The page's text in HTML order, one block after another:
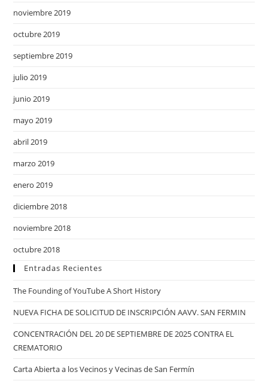
noviembre 2019
octubre 2019
septiembre 2019
julio 2019
junio 2019
mayo 2019
abril 2019
marzo 2019
enero 2019
diciembre 2018
noviembre 2018
octubre 2018
Entradas Recientes
The Founding of YouTube A Short History
NUEVA FICHA DE SOLICITUD DE INSCRIPCIÓN AAVV. SAN FERMIN
CONCENTRACIÓN DEL 20 DE SEPTIEMBRE DE 2025 CONTRA EL
CREMATORIO
Carta Abierta a los Vecinos y Vecinas de San Fermín